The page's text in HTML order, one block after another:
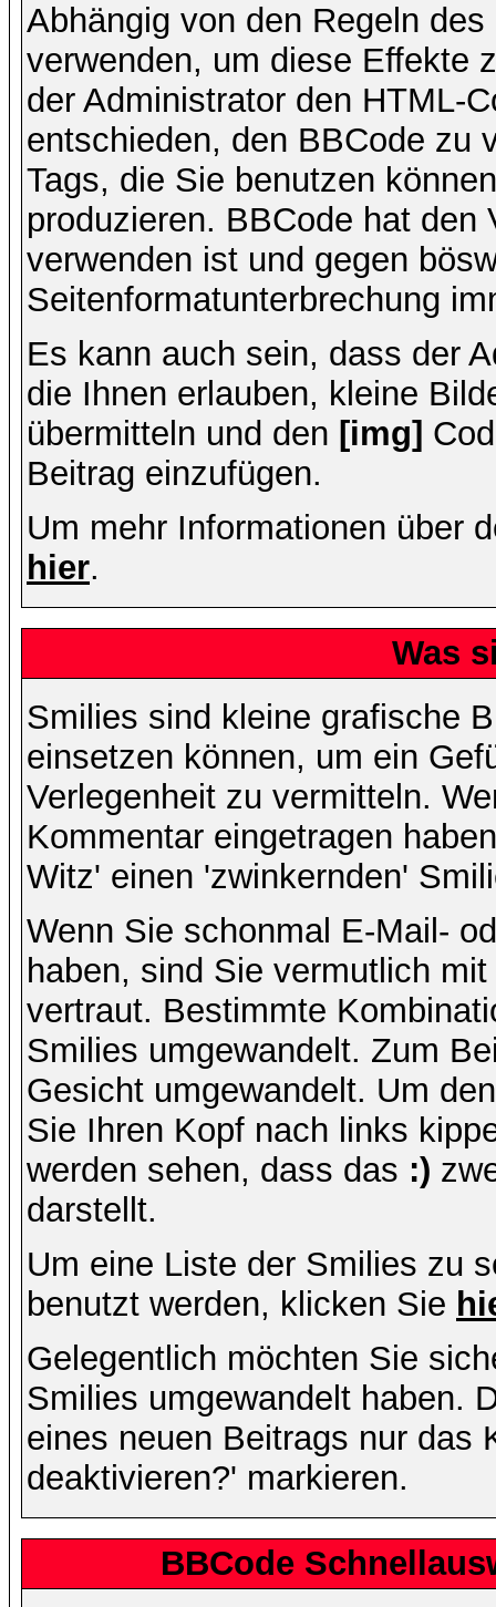
Abhängig von den Regeln
verwenden, um diese Effekte
der Administrator den HTML-
entschieden, den BBCode zu
Tags, die Sie benutzen
produzieren. BBCode hat
verwenden ist und gegen
Seitenformatunterbrechung
Es kann auch sein, dass der
die Ihnen erlauben, kleine
übermitteln und den [img]
Beitrag einzufügen.
Um mehr Informationen über
hier.
Was
Smilies sind kleine grafische
einsetzen können, um ein
Verlegenheit zu vermitteln.
Kommentar eingetragen
Witz' einen 'zwinkernden'
Wenn Sie schonmal E-Mail-
haben, sind Sie vermutlich
vertraut. Bestimmte
Smilies umgewandelt. Zum
Gesicht umgewandelt. Um
Sie Ihren Kopf nach links
werden sehen, dass das :)
darstellt.
Um eine Liste der Smilies zu
benutzt werden, klicken Sie
Gelegentlich möchten Sie
Smilies umgewandelt haben.
eines neuen Beitrags nur das
deaktivieren?' markieren.
BBCode